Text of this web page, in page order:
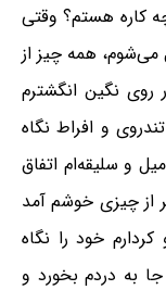
کاره هستم؟ وقتی
همه چیز از
نگین انگشترم
و افراط نگاه
و سلیقه‌ام اتفاق
از چیزی خوشم آمد
خود را نگاه
به دردم بخورد و